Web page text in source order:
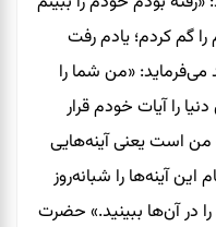
را گم کردم؛ یادم رفت
می‌فرماید: «من شما را
را آیات خودم قرار
من است یعنی آینه‌هایی
آینه‌ها را شبانه‌روز
در آن‌ها ببینید.» حضرت